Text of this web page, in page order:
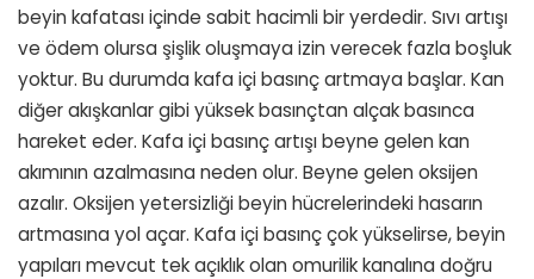
beyin kafatası içinde sabit hacimli bir yerdedir. Sıvı artışı
ve ödem olursa şişlik oluşmaya izin verecek fazla boşluk
yoktur. Bu durumda kafa içi basınç artmaya başlar. Kan
diğer akışkanlar gibi yüksek basınçtan alçak basınca
hareket eder. Kafa içi basınç artışı beyne gelen kan
akımının azalmasına neden olur. Beyne gelen oksijen
azalır. Oksijen yetersizliği beyin hücrelerindeki hasarın
artmasına yol açar. Kafa içi basınç çok yükselirse, beyin
yapıları mevcut tek açıklık olan omurilik kanalına doğru